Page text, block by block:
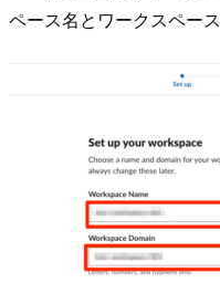
ペース名とワークスペー